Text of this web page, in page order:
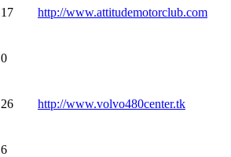
17 http://www.attitudemotorclub.com
0
26 http://www.volvo480center.tk
6